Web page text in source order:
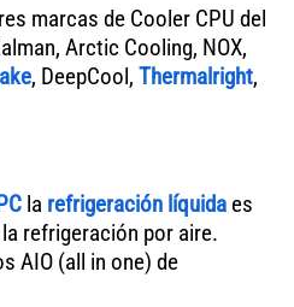
marcas de Cooler CPU del
Arctic Cooling, NOX,
, DeepCool, Thermalright,
la refrigeración líquida es
refrigeración por aire.
AIO (all in one) de